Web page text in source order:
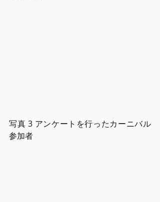
写真 3 アンケートを⾏ったカーニバル
参加者